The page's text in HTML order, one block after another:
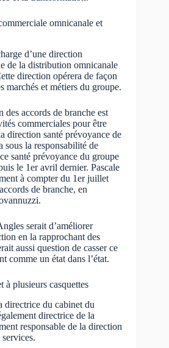
omnicanale et
d’une direction
de la distribution omnicanale
direction opérera de façon
marchés et métiers du groupe.
accords de branche est
commerciales pour être
direction santé prévoyance de
sous la responsabilité de
santé prévoyance du groupe
le 1er avril dernier. Pascale
à compter du 1er juillet
de branche, en
serait d’améliorer
en la rapprochant des
aussi question de casser ce
comme un état dans l’état.
à plusieurs casquettes
directrice du cabinet du
directrice de la
responsable de la direction